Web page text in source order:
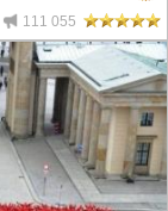
111 055